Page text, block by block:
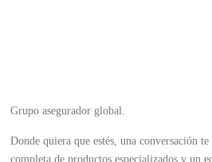
Grupo asegurador global.
Donde quiera que estés, una conversación
completa de productos especializados y un